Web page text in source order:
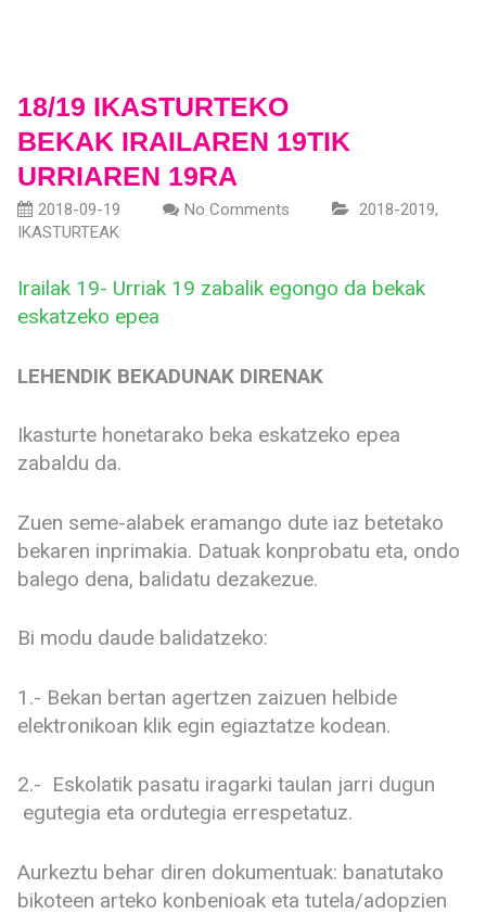
18/19 IKASTURTEKO
BEKAK IRAILAREN 19TIK
URRIAREN 19RA
2018-09-19 No Comments 2018-2019,
IKASTURTEAK
Irailak 19- Urriak 19 zabalik egongo da bekak
eskatzeko epea
LEHENDIK BEKADUNAK DIRENAK
Ikasturte honetarako beka eskatzeko epea
zabaldu da.
Zuen seme-alabek eramango dute iaz betetako
bekaren inprimakia. Datuak konprobatu eta, ondo
balego dena, balidatu dezakezue.
Bi modu daude balidatzeko:
1.- Bekan bertan agertzen zaizuen helbide
elektronikoan klik egin egiaztatze kodean.
2.- Eskolatik pasatu iragarki taulan jarri dugun
egutegia eta ordutegia errespetatuz.
Aurkeztu behar diren dokumentuak: banatutako
bikoteen arteko konbenioak eta tutela/adopzien